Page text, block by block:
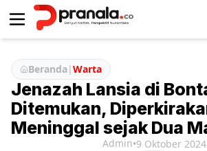
Beranda|Warta
Jenazah Lansia di
Ditemukan,
Meninggal sejak Dua
Admin•9 Oktober 2024